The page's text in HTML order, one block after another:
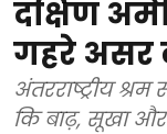
दक्षिण
गहरे
अंतरराष्ट्रीय
कि बाढ़, सूखा